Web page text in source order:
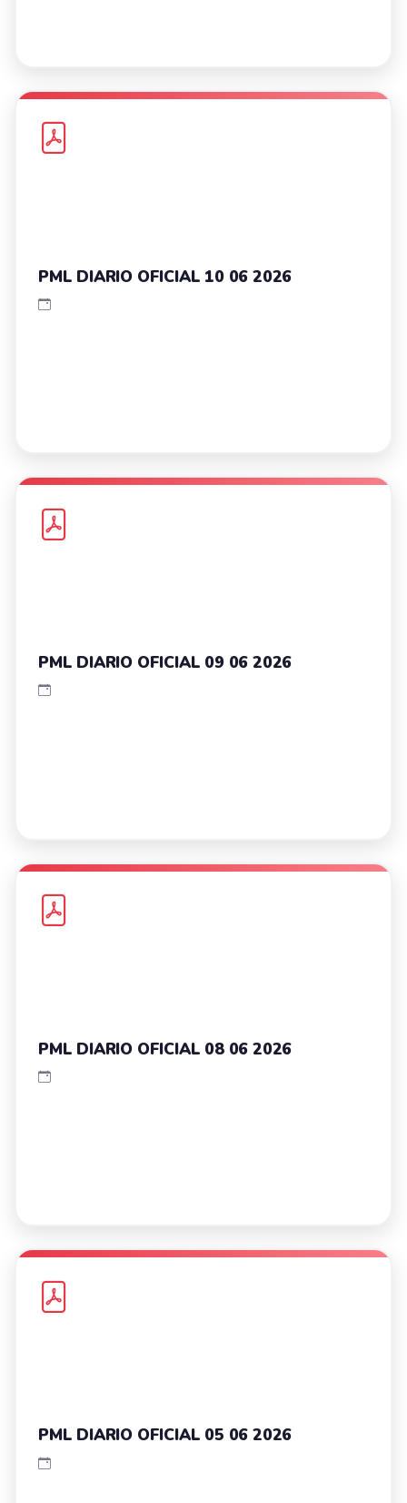
PML DIARIO OFICIAL 10 06 2026
PML DIARIO OFICIAL 09 06 2026
PML DIARIO OFICIAL 08 06 2026
PML DIARIO OFICIAL 05 06 2026